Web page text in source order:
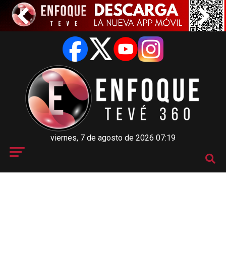
viernes, 7 de agosto de 2026 07:19